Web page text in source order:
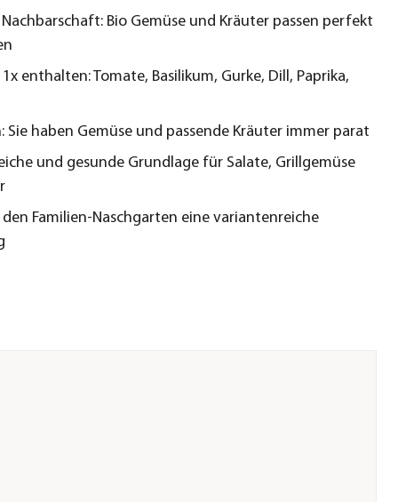
Bio Gemüse und Kräuter passen perfekt
1x enthalten: Tomate, Basilikum, Gurke, Dill, Paprika,
Sie haben Gemüse und passende Kräuter immer parat
und gesunde Grundlage für Salate, Grillgemüse
Familien-Naschgarten eine variantenreiche